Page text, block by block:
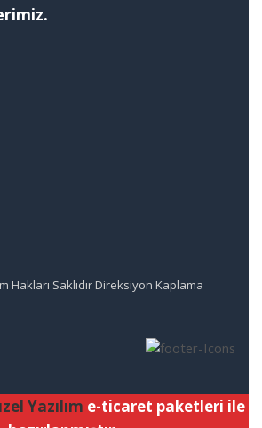
Hakları Saklıdır Direksiyon Kaplama
Yazılım e-ticaret paketleri ile